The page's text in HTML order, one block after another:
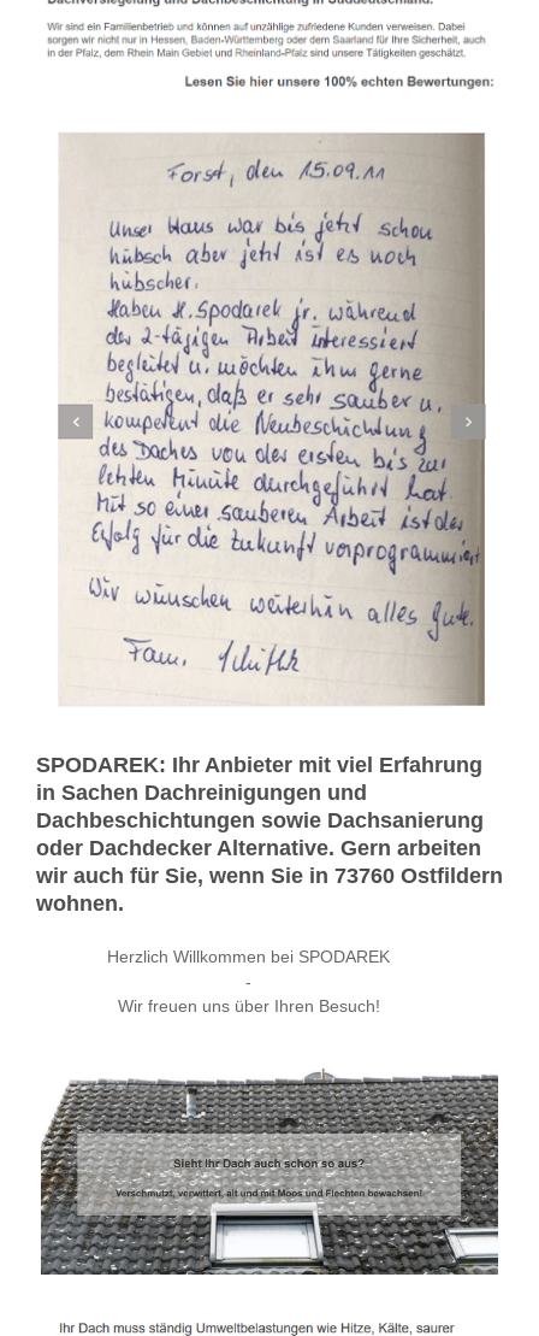
SPODAREK: Ihr Anbieter mit viel Erfahrung
in Sachen Dachreinigungen und
Dachbeschichtungen sowie Dachsanierung
oder Dachdecker Alternative. Gern arbeiten
wir auch für Sie, wenn Sie in 73760 Ostfildern
wohnen.
Herzlich Willkommen bei SPODAREK
-
Wir freuen uns über Ihren Besuch!